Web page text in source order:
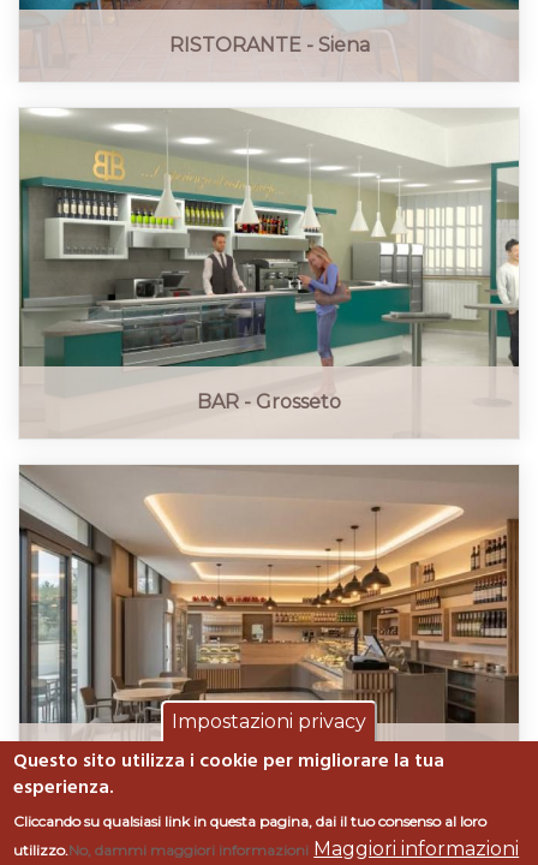
RISTORANTE - Siena
BAR - Grosseto
Progetto bar gastronomia
Impostazioni privacy
Questo sito utilizza i cookie per migliorare la tua
esperienza.
Cliccando su qualsiasi link in questa pagina, dai il tuo consenso al loro
utilizzo.No, dammi maggiori informazioni Maggiori informazioni